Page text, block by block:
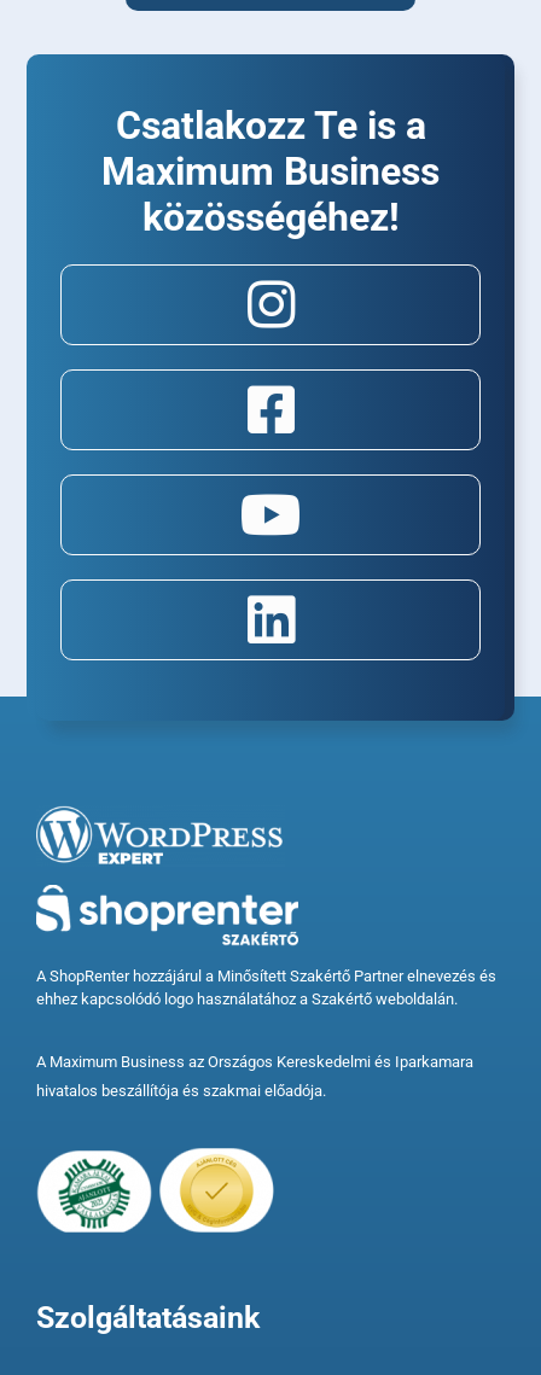
Csatlakozz Te is a
Maximum Business
közösségéhez!
A ShopRenter hozzájárul a Minősített Szakértő Partner elnevezés és
ehhez kapcsolódó logo használatához a Szakértő weboldalán.
A Maximum Business az Országos Kereskedelmi és Iparkamara
hivatalos beszállítója és szakmai előadója.
Szolgáltatásaink